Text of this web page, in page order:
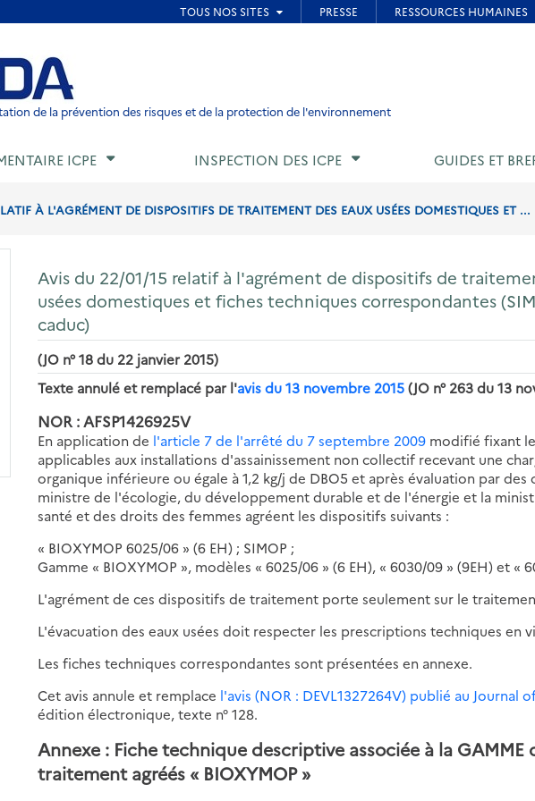
de page
de la prévention des risques et de la protection de l'environnement
ICPE INSPECTION DES ICPE GUIDES ET
À L'AGRÉMENT DE DISPOSITIFS DE TRAITEMENT DES EAUX USÉES DOMESTIQUES ET ...
Avis du 22/01/15 relatif à l'agrément de dispositifs de
usées domestiques et fiches techniques correspondantes
caduc)
(JO n° 18 du 22 janvier 2015)
Texte annulé et remplacé par l'avis du 13 novembre 2015(JO n° 263 du 13
NOR : AFSP1426925V
En application de l'article 7 de l'arrêté du 7 septembre 2009 modifié fixant
applicables aux installations d'assainissement non collectif recevant une
organique inférieure ou égale à 1,2 kg/j de DBO5 et après évaluation par des
ministre de l'écologie, du développement durable et de l'énergie et la
santé et des droits des femmes agréent les dispositifs suivants :
« BIOXYMOP 6025/06 » (6 EH) ; SIMOP ;
Gamme « BIOXYMOP », modèles « 6025/06 » (6 EH), « 6030/09 » (9EH) et «
L'agrément de ces dispositifs de traitement porte seulement sur le
L'évacuation des eaux usées doit respecter les prescriptions techniques en
Les fiches techniques correspondantes sont présentées en annexe.
Cet avis annule et remplace l'avis (NOR : DEVL1327264V) publié au Journal
édition électronique, texte n° 128.
Annexe : Fiche technique descriptive associée à la
traitement agréés « BIOXYMOP »